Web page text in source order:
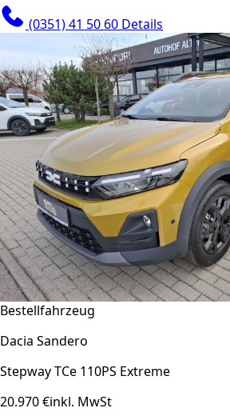
(0351) 41 50 60 Details
Bestellfahrzeug
Dacia Sandero
Stepway TCe 110PS Extreme
20.970 €inkl. MwSt